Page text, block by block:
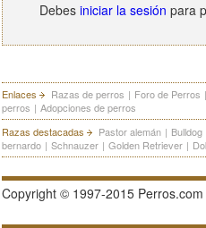
Debes iniciar la sesión para
Enlaces Razas de perros | Foro de Perros |
perros | Adopciones de perros
Razas destacadas
Pastor alemán | Bulldog
bernardo | Schnauzer | Golden Retriever |
Copyright © 1997-2015